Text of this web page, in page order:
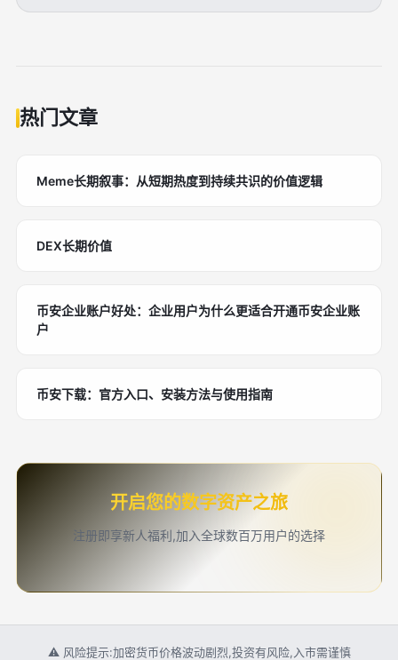
热门文章
Meme长期叙事：从短期热度到持续共识的价值逻辑
DEX长期价值
币安企业账户好处：企业用户为什么更适合开通币安企业账
户
币安下载：官方入口、安装方法与使用指南
开启您的数字资产之旅
注册即享新人福利,加入全球数百万用户的选择
⚠ 风险提示:加密货币价格波动剧烈,投资有风险,入市需谨慎